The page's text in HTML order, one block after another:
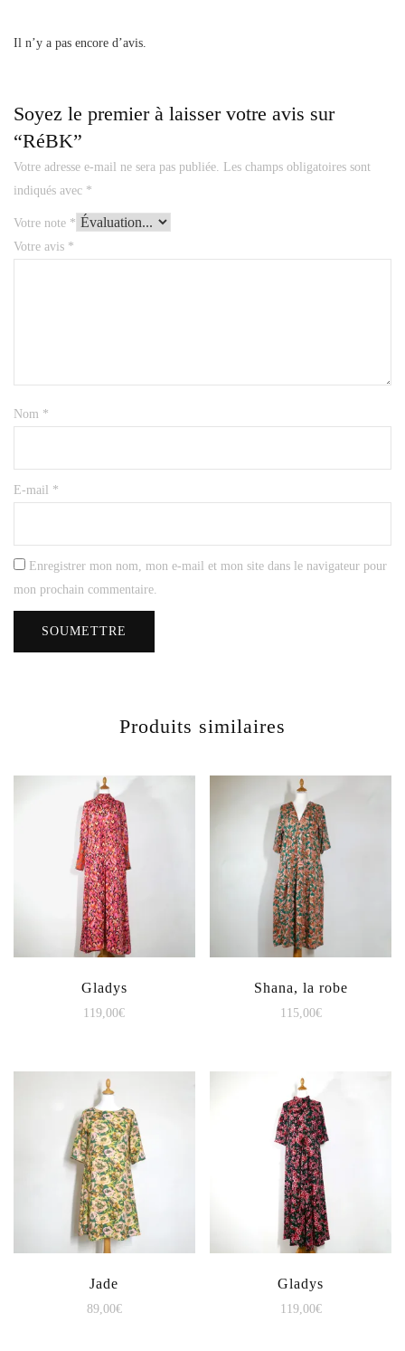
Il n’y a pas encore d’avis.
Soyez le premier à laisser votre avis sur
“RéBK”
Votre adresse e-mail ne sera pas publiée. Les champs obligatoires sont
indiqués avec *
Votre note *
Votre avis *
Nom *
E-mail *
Enregistrer mon nom, mon e-mail et mon site dans le navigateur pour
mon prochain commentaire.
Produits similaires
Gladys
119,00€
Shana, la robe
115,00€
Jade
89,00€
Gladys
119,00€